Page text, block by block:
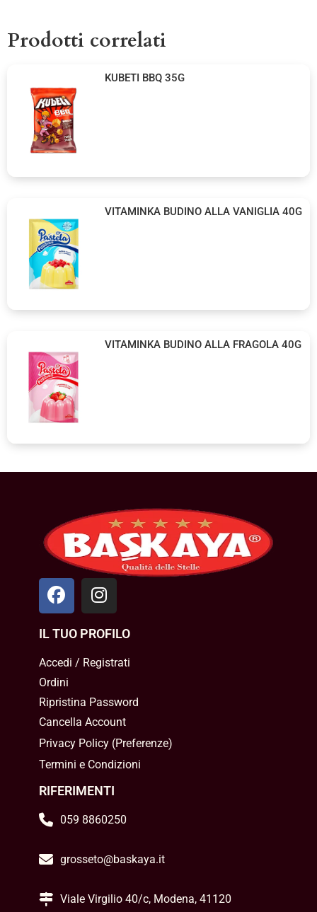
Prodotti correlati
KUBETI BBQ 35G
VITAMINKA BUDINO ALLA VANIGLIA 40G
VITAMINKA BUDINO ALLA FRAGOLA 40G
IL TUO PROFILO
Accedi / Registrati
Ordini
Ripristina Password
Cancella Account
Privacy Policy(Preferenze)
Termini e Condizioni
RIFERIMENTI
059 8860250
grosseto@baskaya.it
Viale Virgilio 40/c, Modena, 41120